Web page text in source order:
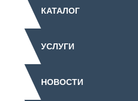
КАТАЛОГ
УСЛУГИ
НОВОСТИ